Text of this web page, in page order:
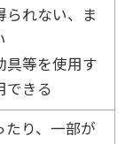
られない、ま
具等を使用す
できる
たり、一部が